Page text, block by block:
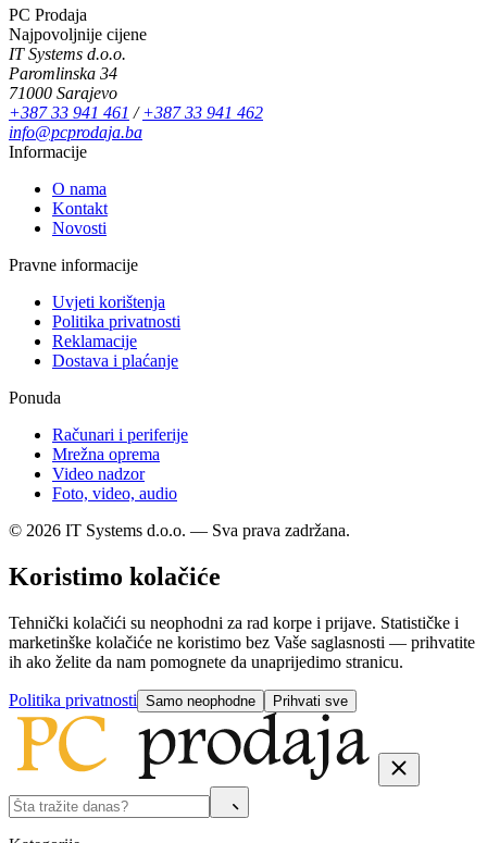
PC Prodaja
Najpovoljnije cijene
IT Systems d.o.o.
Paromlinska 34
71000 Sarajevo
+387 33 941 461 /+387 33 941 462
info@pcprodaja.ba
Informacije
O nama
Kontakt
Novosti
Pravne informacije
Uvjeti korištenja
Politika privatnosti
Reklamacije
Dostava i plaćanje
Ponuda
Računari i periferije
Mrežna oprema
Video nadzor
Foto, video, audio
© 2026 IT Systems d.o.o. — Sva prava zadržana.
Koristimo kolačiće
Tehnički kolačići su neophodni za rad korpe i prijave. Statističke i
marketinške kolačiće ne koristimo bez Vaše saglasnosti — prihvatite
ih ako želite da nam pomognete da unaprijedimo stranicu.
Politika privatnosti Samo neophodne Prihvati sve